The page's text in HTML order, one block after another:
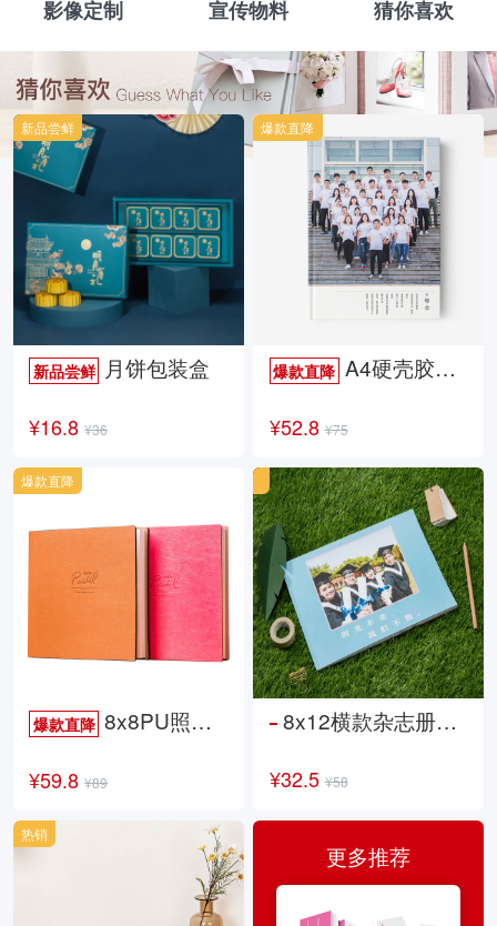
影像定制 宣传物料 猜你喜欢
新品尝鲜 月饼包装盒
¥16.8 ¥36
新品尝鲜
爆款直降A4硬壳胶装照片书34p哑膜
¥52.8 ¥75
爆款直降
爆款直降 8x8PU照片书NewLife
¥59.8 ¥89
爆款直降
8x12横款杂志册26p
¥32.5 ¥58
热销
更多推荐